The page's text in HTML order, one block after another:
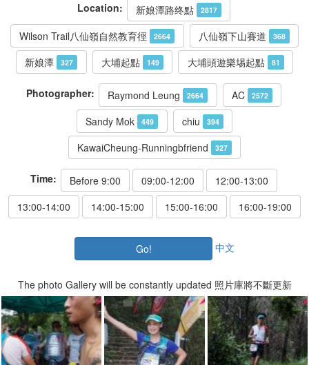
Location: 新娘潭路终點 2817
Wilson Trail八仙嶺自然教育徑 2664 八仙嶺下山賽道 368
新娘潭 327 大埔起點 149 大埔頭遊樂埸起點 81
Photographer: Raymond Leung 2664 AC 2572
Sandy Mok 449 chiu 394
KawaiCheung-Runningbfriend 327
Time: Before 9:00 09:00-12:00
12:00-13:00
13:00-14:00
14:00-15:00 15:00-16:00 16:00-19:00
Go! 中文
The photo Gallery will be constantly updated 照片庫將不斷更新